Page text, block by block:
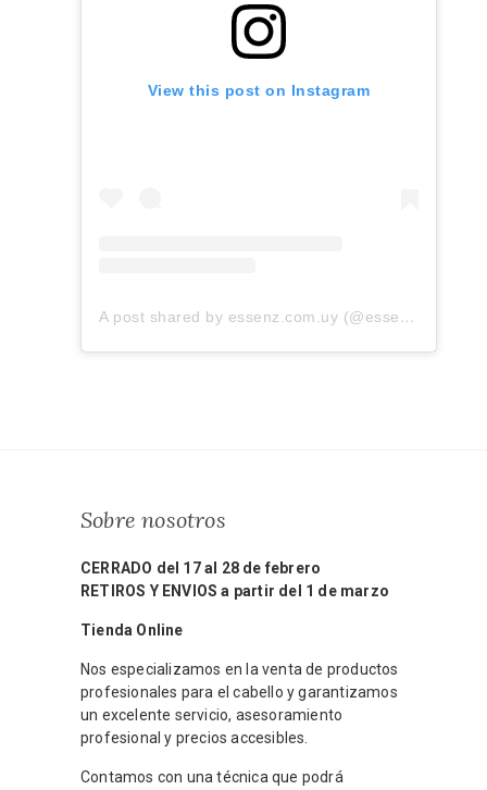
View this post on Instagram
A post shared by essenz.com.uy (@essenz.com.uy)
Sobre nosotros
CERRADO del 17 al 28 de febrero
RETIROS Y ENVIOS a partir del 1 de marzo
Tienda Online
Nos especializamos en la venta de productos
profesionales para el cabello y garantizamos
un excelente servicio, asesoramiento
profesional y precios accesibles.
Contamos con una técnica que podrá